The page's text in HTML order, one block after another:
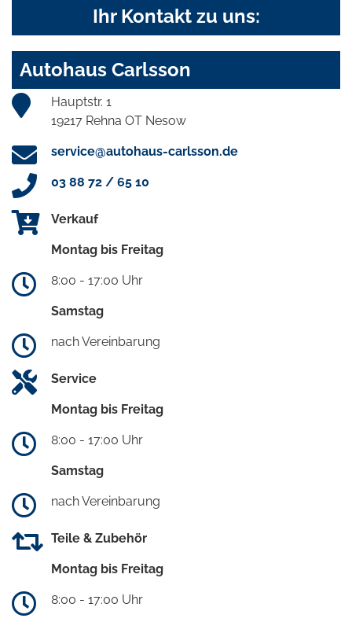
Ihr Kontakt zu uns:
Autohaus Carlsson
Hauptstr. 1
19217 Rehna OT Nesow
service@autohaus-carlsson.de
03 88 72 / 65 10
Verkauf
Montag bis Freitag
8:00 - 17:00 Uhr
Samstag
nach Vereinbarung
Service
Montag bis Freitag
8:00 - 17:00 Uhr
Samstag
nach Vereinbarung
Teile & Zubehör
Montag bis Freitag
8:00 - 17:00 Uhr